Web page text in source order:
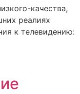
качества,
реалиях
к телевидению: